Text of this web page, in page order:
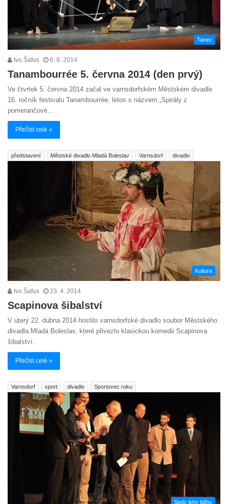
Tanec
Ivo Šafus 6. 6. 2014
Tanambourrée 5. června 2014 (den prvý)
Ve čtvrtek 5. června 2014 začal ve varnsdorfském Městském divadle
16. ročník festivalu Tanambourrée, letos s názvem „Spirály z
pomerančové…
Přečíst celé »
představení Městské divadlo Mladá Boleslav Varnsdorf divadlo
Kultura
Ivo Šafus 23. 4. 2014
Scapinova šibalství
V úterý 22. dubna 2014 hostilo varnsdorfské divadlo soubor Městského
divadla Mladá Boleslav, které přivezlo klasickou komedii Scapinova
šibalství.
Přečíst celé »
Varnsdorf sport divadlo Sportovec roku
Sedy lehy běhy